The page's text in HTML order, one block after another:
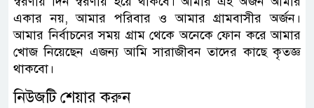
একার নয়, আমার পরিবার ও আমার গ্রামবাসীর অর্জন।
আমার নির্বাচনের সময় গ্রাম থেকে অনেকে ফোন করে আমার
খোজ নিয়েছেন এজন্য আমি সারাজীবন তাদের কাছে কৃতজ্ঞ
থাকবো।
নিউজটি শেয়ার করুন